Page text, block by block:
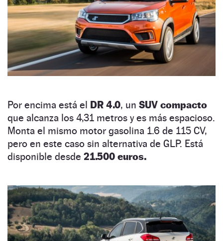
Por encima está el DR 4.0, un SUV compacto
que alcanza los 4,31 metros y es más espacioso.
Monta el mismo motor gasolina 1.6 de 115 CV,
pero en este caso sin alternativa de GLP. Está
disponible desde 21.500 euros.